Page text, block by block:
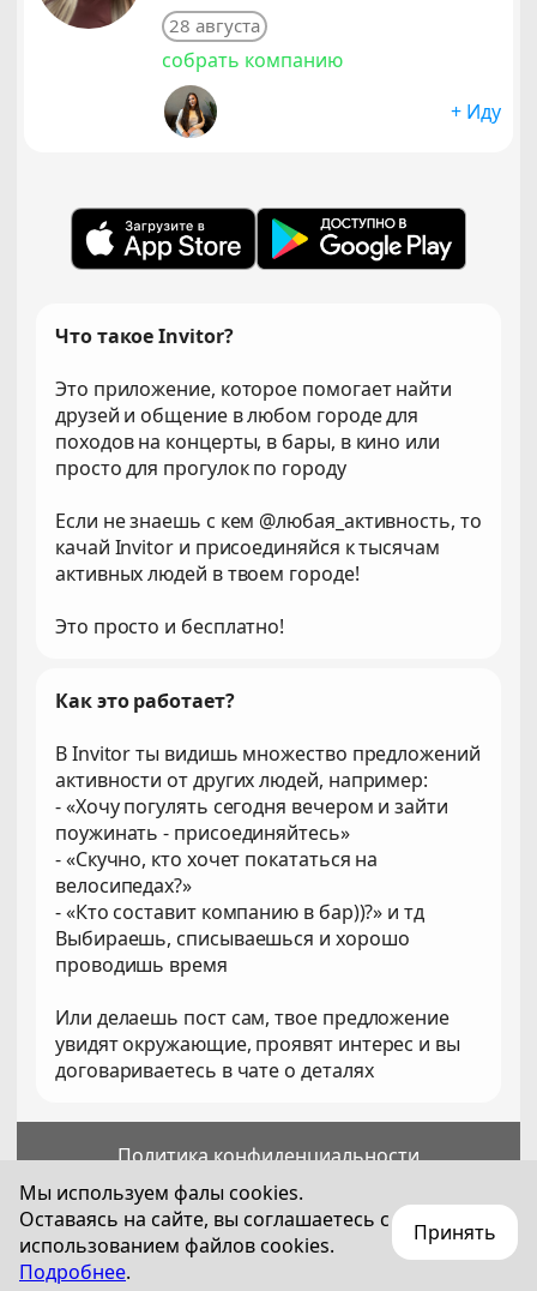
28 августа
собрать компанию
+ Иду
Что такое Invitor?
Это приложение, которое помогает найти
друзей и общение в любом городе для
походов на концерты, в бары, в кино или
просто для прогулок по городу
Если не знаешь с кем @любая_активность, то
качай Invitor и присоединяйся к тысячам
активных людей в твоем городе!
Это просто и бесплатно!
Как это работает?
В Invitor ты видишь множество предложений
активности от других людей, например:
- «Хочу погулять сегодня вечером и зайти
поужинать - присоединяйтесь»
- «Скучно, кто хочет покататься на
велосипедах?»
- «Кто составит компанию в бар))?» и тд
Выбираешь, списываешься и хорошо
проводишь время
Или делаешь пост сам, твое предложение
увидят окружающие, проявят интерес и вы
договариваетесь в чате о деталях
Политика конфиденциальности
Пользовательское соглашение
Для лиц старше 18 лет
© 2018—
Мы используем фалы cookies.
Оставаясь на сайте, вы соглашаетесь с
использованием файлов cookies.
Подробнее.
Принять